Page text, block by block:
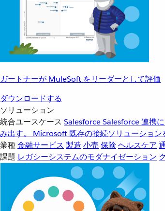
ガートナーが MuleSoft をリーダーとして評価
ダウンロードする
ソリューション
統合ユースケース SalesforceSalesforce 連携
み出す。
Microsoft 既存の接続ソリューショ
業種金融サービス 製造 小売 保険 ヘルスケア
課題 レガシーシステムのモダナイゼーション